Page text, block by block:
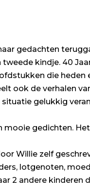
gedachten
kindje. 40
die heden
ook de verhalen
gelukkig
gedichten.
Willie zelf
lotgenoten,
2 andere